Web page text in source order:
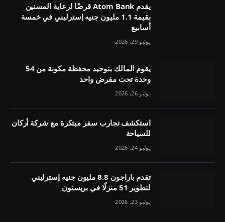
يقدم Atom Bank قرضًا لرعاية المسنين
بقيمة 1.1 مليون جنيه إسترليني في خمسة
أسابيع
يوليو 29, 2026
يقوم المالك بتوحيد محفظة مكونة من 54
وحدة تحت مقرض واحد
يوليو 26, 2026
استكشف تجارب سفر مبتكرة مع شركة أركان
للسياحة
يوليو 24, 2026
تقدم باراجون 8.8 مليون جنيه إسترليني
لتطوير 51 منزلًا في بريستون
يوليو 23, 2026